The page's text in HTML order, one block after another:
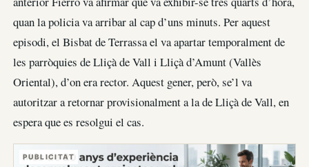
quan la policia va arribar al cap d’uns minuts. Per aquest
episodi, el Bisbat de Terrassa el va apartar temporalment de
les parròquies de Lliçà de Vall i Lliçà d’Amunt (Vallès
Oriental), d’on era rector. Aquest gener, però, se’l va
autoritzar a retornar provisionalment a la de Lliçà de Vall, en
espera que es resolgui el cas.
PUBLICITAT